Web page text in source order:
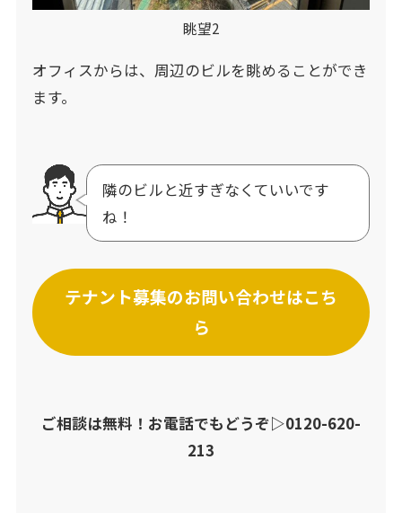
眺望2
オフィスからは、周辺のビルを眺めることができ
ます。
隣のビルと近すぎなくていいです
ね！
テナント募集のお問い合わせはこち
ら
ご相談は無料！お電話でもどうぞ▷0120-620-
213